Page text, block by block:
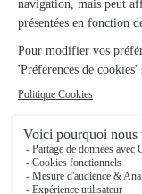
Joyful
40€